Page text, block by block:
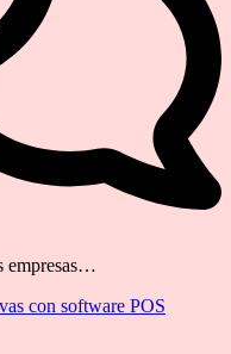
empresas…